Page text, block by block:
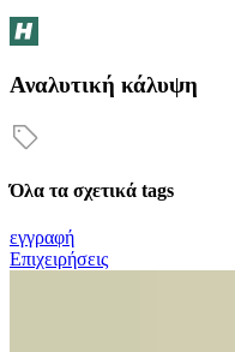
Αναλυτική κάλυψη
Όλα τα σχετικά tags
εγγραφή
Επιχειρήσεις